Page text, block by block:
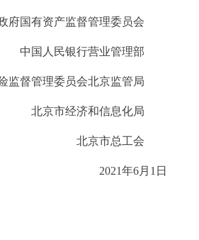
政府国有资产监督管理委员会
中国人民银行营业管理部
险监督管理委员会北京监管局
北京市经济和信息化局
北京市总工会
2021年6月1日